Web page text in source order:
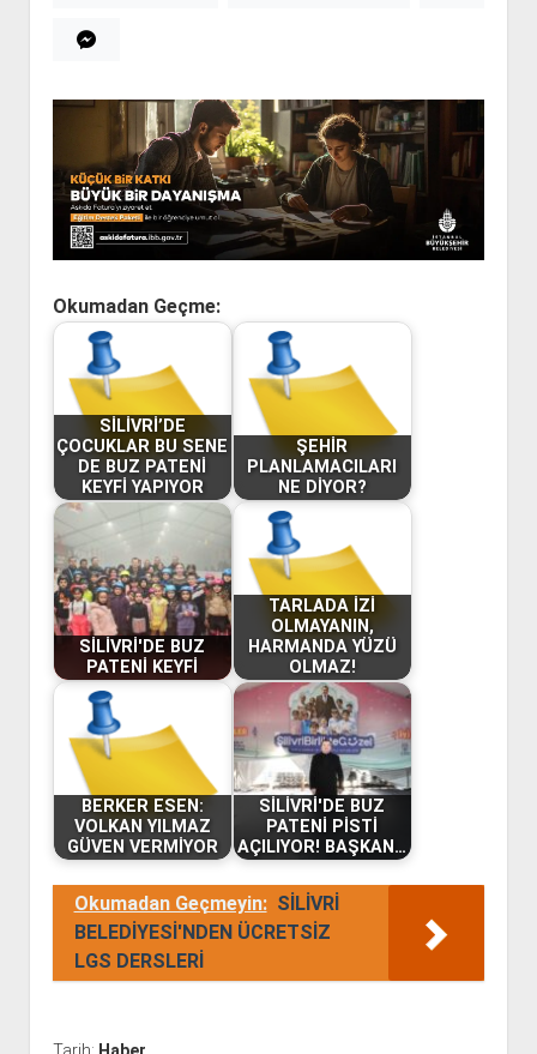
Okumadan Geçme:
SİLİVRİ’DE
ÇOCUKLAR BU SENE
DE BUZ PATENİ
KEYFİ YAPIYOR
ŞEHİR
PLANLAMACILARI
NE DİYOR?
SİLİVRİ'DE BUZ
PATENİ KEYFİ
TARLADA İZİ
OLMAYANIN,
HARMANDA YÜZÜ
OLMAZ!
BERKER ESEN:
VOLKAN YILMAZ
GÜVEN VERMİYOR
SİLİVRİ'DE BUZ
PATENİ PİSTİ
AÇILIYOR! BAŞKAN…
Okumadan Geçmeyin: SİLİVRİ
BELEDİYESİ'NDEN ÜCRETSİZ
LGS DERSLERİ